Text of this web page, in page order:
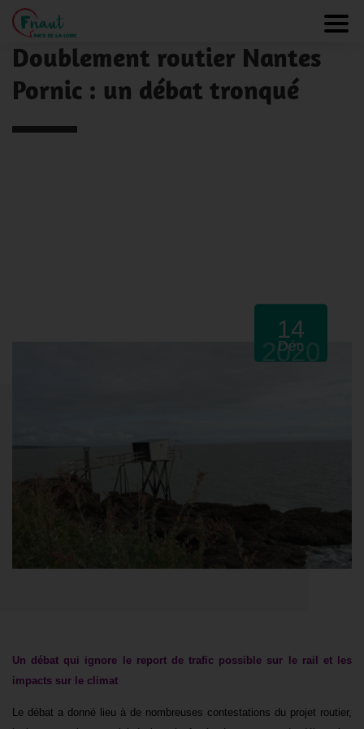
Panneau de gestion des cookies
NOS ACTUALITÉS
Doublement routier Nantes
Pornic : un débat tronqué
14
Déc
2020
Un débat qui ignore le report de trafic possible sur le rail et les
impacts sur le climat
Le débat a donné lieu à de nombreuses contestations du projet routier,